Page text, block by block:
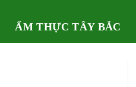
ẨM THỰC TÂY BẮC